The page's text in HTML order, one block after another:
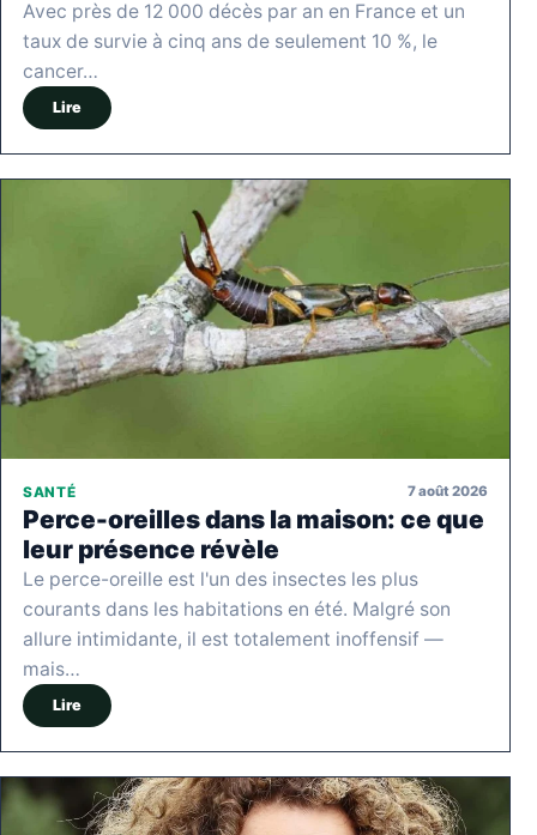
Avec près de 12 000 décès par an en France et un
taux de survie à cinq ans de seulement 10 %, le
cancer…
Lire
SANTÉ 7 août 2026
Perce-oreilles dans la maison: ce que
leur présence révèle
Le perce-oreille est l'un des insectes les plus
courants dans les habitations en été. Malgré son
allure intimidante, il est totalement inoffensif —
mais…
Lire